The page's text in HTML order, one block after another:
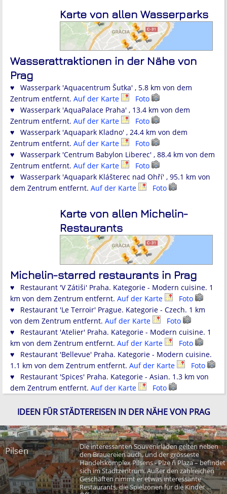
Karte von allen Wasserparks
Wasserattraktionen in der Nähe von
Prag
♥ Wasserpark 'Aquacentrum Šutka' , 5.8 km von dem
Zentrum entfernt. Auf der Karte
Foto
♥ Wasserpark 'AquaPalace Praha' , 13.4 km von dem
Zentrum entfernt. Auf der Karte
Foto
♥ Wasserpark 'Aquapark Kladno' , 24.4 km von dem
Zentrum entfernt. Auf der Karte
Foto
♥ Wasserpark 'Centrum Babylon Liberec' , 88.4 km von dem
Zentrum entfernt. Auf der Karte
Foto
♥ Wasserpark 'Aquapark Klášterec nad Ohří' , 95.1 km von
dem Zentrum entfernt. Auf der Karte Foto
Karte von allen Michelin-
Restaurants
Michelin-starred restaurants in Prag
♥ Restaurant 'V Zátiši' Praha. Kategorie - Modern cuisine. 1
km von dem Zentrum entfernt. Auf der Karte
Foto
♥ Restaurant 'Le Terroir' Prague. Kategorie - Czech. 1 km
von dem Zentrum entfernt. Auf der Karte
Foto
♥ Restaurant 'Atelier' Praha. Kategorie - Modern cuisine. 1
km von dem Zentrum entfernt. Auf der Karte
Foto
♥ Restaurant 'Bellevue' Praha. Kategorie - Modern cuisine.
1.1 km von dem Zentrum entfernt. Auf der Karte
Foto
♥ Restaurant 'Spices' Praha. Kategorie - Asian. 1.3 km von
dem Zentrum entfernt. Auf der Karte Foto
IDEEN FÜR STÄDTEREISEN IN DER NÄHE VON PRAG
Pilsen
Die interessanten Souvenirläden gelten neben
den Brauereien auch, und der grösseste
Handelskomplex Pilsens - Plze ň Plaza – befindet
sich im Stadtzentrum. Außer den zahlreichen
Geschäften nimmt er etwas interessante
Restaurants, die Spielzonen für die Kinder ...